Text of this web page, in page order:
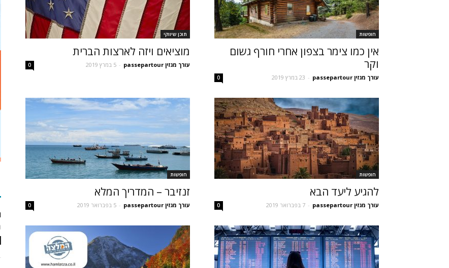
חופשות
אין כמו צימר בצפון אחרי חורף גשום
וקר
עורך מגזין passepartour - 23 במרץ 2019 0
תוכן שיווקי
מוציאים ויזה לארצות הברית
עורך מגזין passepartour - 5 במרץ 2019 0
חופשות
להגיע ליעד הבא
עורך מגזין passepartour - 7 בפברואר 2019 0
חופשות
זנזיבר – המדריך המלא
עורך מגזין passepartour - 5 בפברואר 2019 0